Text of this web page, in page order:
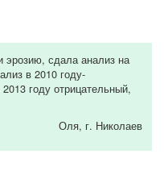
сдала анализ на
в 2010 году-
году отрицательный,
Оля, г. Николаев